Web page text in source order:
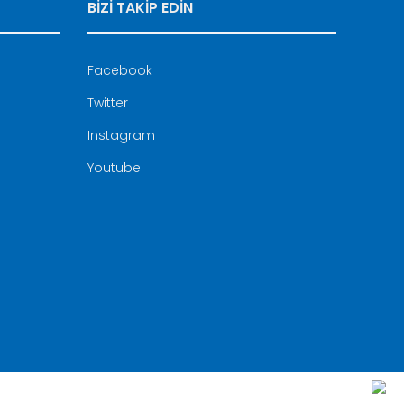
BİZİ TAKİP EDİN
Facebook
Twitter
Instagram
Youtube